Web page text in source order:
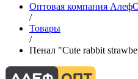
Оптовая компания
/
Товары
/
Пенал "Cute rabbit